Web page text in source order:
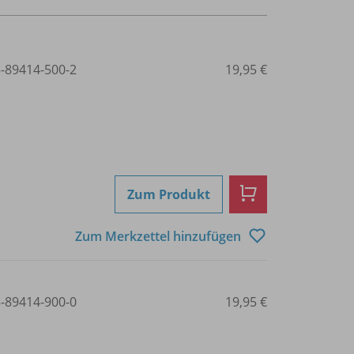
89414-500-2 19,95 €
Zum Produkt
Zum Merkzettel hinzufügen
89414-900-0 19,95 €